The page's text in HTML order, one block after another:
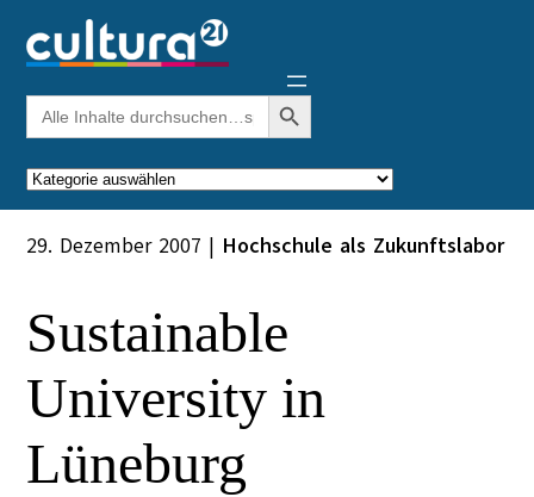
Inhalt
springen
Search
for:
Search Button
Kategorien
29. Dezember 2007 | Hochschule als Zukunftslabor
Sustainable
University in
Lüneburg